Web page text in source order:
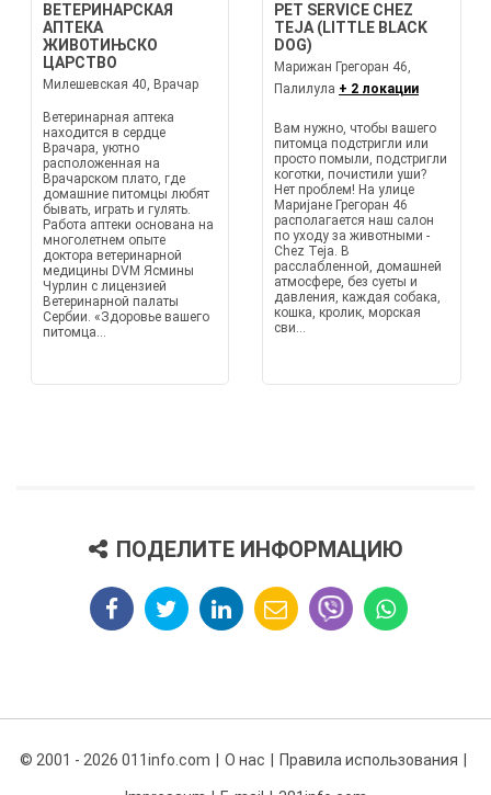
ВЕТЕРИНАРСКАЯ
АПТЕКА
ЖИВОТИЊСКО
ЦАРСТВО
Милешевская 40, Врачар
Ветеринарная аптека
находится в сердце
Врачара, уютно
расположенная на
Врачарском плато, где
домашние питомцы любят
бывать, играть и гулять.
Работа аптеки основана на
многолетнем опыте
доктора ветеринарной
медицины DVM Ясмины
Чурлин с лицензией
Ветеринарной палаты
Сербии. «Здоровье вашего
питомца...
PET SERVICE CHEZ
TEJA (LITTLE BLACK
DOG)
Марижан Грегоран 46,
Палилула + 2 локации
Вам нужно, чтобы вашего
питомца подстригли или
просто помыли, подстригли
коготки, почистили уши?
Нет проблем! На улице
Маријане Грегоран 46
располагается наш салон
по уходу за животными -
Chez Teja. В
расслабленной, домашней
атмосфере, без суеты и
давления, каждая собака,
кошка, кролик, морская
сви...
ПОДЕЛИТЕ ИНФОРМАЦИЮ
© 2001 - 2026 011info.com О нас Правила использования